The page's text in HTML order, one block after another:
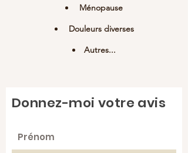
Ménopause
Douleurs diverses
Autres...
Donnez-moi votre avis